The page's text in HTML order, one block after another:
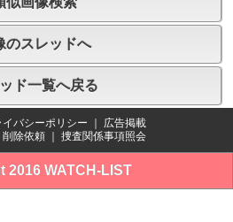
のスレッドへ
ド一覧へ戻る
イバシーポリシー ｜ 広告掲載
削除依頼 ｜ 捜査関係事項照会
2016 WATCH-LIST